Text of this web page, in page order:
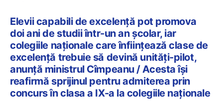
Elevii capabili de excelență pot promova
doi ani de studii într-un an școlar, iar
colegiile naționale care înființează clase de
excelență trebuie să devină unități-pilot,
anunță ministrul Cîmpeanu / Acesta își
reafirmă sprijinul pentru admiterea prin
concurs în clasa a IX-a la colegiile naționale